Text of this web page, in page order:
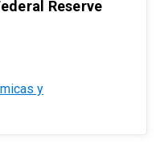
Reserve
y